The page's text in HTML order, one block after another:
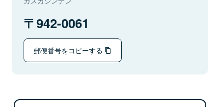
942-0061
郵便番号をコピーする